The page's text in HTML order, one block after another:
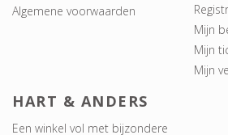
Algemene voorwaarden
Mijn
Mijn
Mijn
HART & ANDERS
Een winkel vol met bijzondere